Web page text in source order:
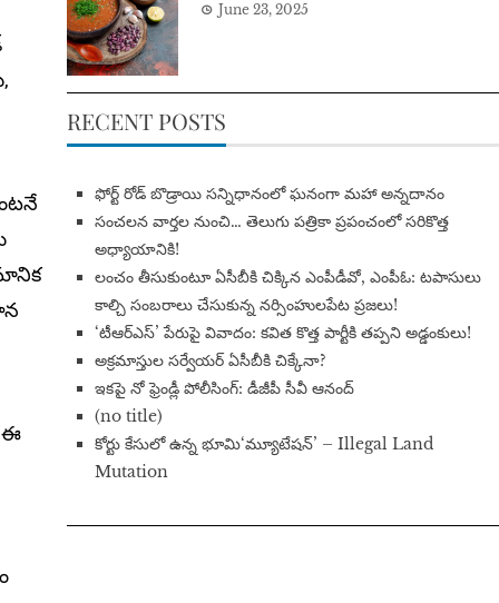
ఈ
June 23, 2025
RECENT POSTS
​ఫోర్ట్ రోడ్ బొడ్రాయి సన్నిధానంలో ఘనంగా మహా అన్నదానం
సంచలన వార్తల నుంచి… తెలుగు పత్రికా ప్రపంచంలో సరికొత్త
అధ్యాయానికి!
​లంచం తీసుకుంటూ ఏసీబీకి చిక్కిన ఎంపీడీవో, ఎంపీఓ: టపాసులు
కాల్చి సంబరాలు చేసుకున్న నర్సింహులపేట ప్రజలు!
‘టీఆర్ఎస్’ పేరుపై వివాదం: కవిత కొత్త పార్టీకి తప్పని అడ్డంకులు!
అక్రమాస్తుల సర్వేయర్ ఏసీబీకి చిక్కేనా?
ఇకపై నో ఫ్రెండ్లీ పోలీసింగ్: డీజీపీ సీవీ ఆనంద్
(no title)
​కోర్టు కేసులో ఉన్న భూమి‘మ్యూటేషన్’ – Illegal Land
Mutation